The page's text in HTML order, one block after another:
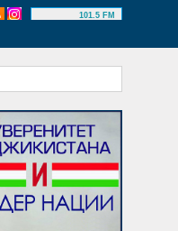
101.5 FM